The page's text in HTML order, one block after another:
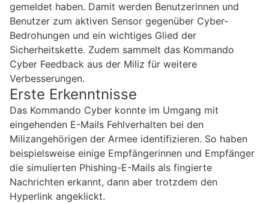
gemeldet haben. Damit werden Benutzerinnen und
Benutzer zum aktiven Sensor gegenüber Cyber-
Bedrohungen und ein wichtiges Glied der
Sicherheitskette. Zudem sammelt das Kommando
Cyber Feedback aus der Miliz für weitere
Verbesserungen.
Erste Erkenntnisse
Das Kommando Cyber konnte im Umgang mit
eingehenden E-Mails Fehlverhalten bei den
Milizangehörigen der Armee identifizieren. So haben
beispielsweise einige Empfängerinnen und Empfänger
die simulierten Phishing-E-Mails als fingierte
Nachrichten erkannt, dann aber trotzdem den
Hyperlink angeklickt.